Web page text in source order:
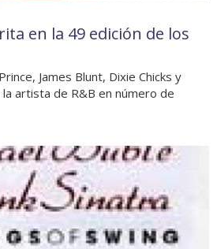
en la 49 edición de los
James Blunt, Dixie Chicks y
artista de R&B en número de